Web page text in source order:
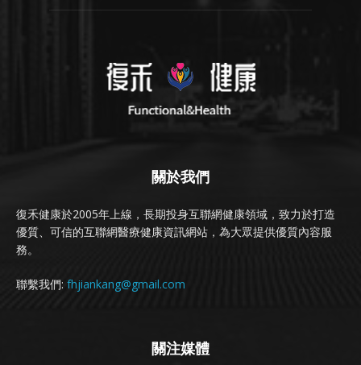
關於我們
復禾健康於2005年上線，長期投身互聯網健康領域，致力於打造
優質、可信的互聯網醫療健康資訊網站，為大眾提供優質內容服
務。
聯繫我們: fhjiankang@gmail.com
關注媒體